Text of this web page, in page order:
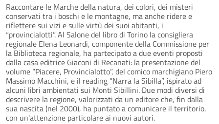
Raccontare le Marche della natura, dei colori, dei misteri
conservati tra i boschi e le montagne, ma anche ridere e
riflettere sui vizi e sulle virtù dei suoi abitanti, i
“provincialotti”. Al Salone del libro di Torino la consigliera
regionale Elena Leonardi, componente della Commissione per
la Biblioteca regionale, ha partecipato a due eventi proposti
dalla casa editrice Giaconi di Recanati: la presentazione del
volume “Piacere, Provincialotto”, del comico marchigiano Piero
Massimo Macchini, e il reading “Narra la Sibilla”, ispirato ad
alcuni libri ambientati sui Monti Sibillini. Due modi diversi di
descrivere la regione, valorizzati da un editore che, fin dalla
sua nascita (nel 2000), ha puntato a comunicare il territorio,
con un'attenzione particolare ai nuovi autori.